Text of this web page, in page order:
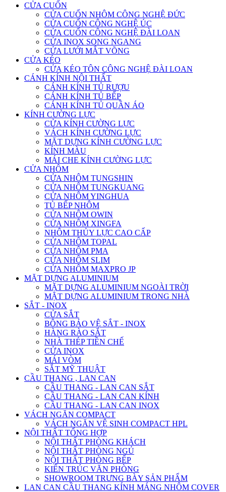
CỬA CUỐN
CỬA CUỐN NHÔM CÔNG NGHỆ ĐỨC
CỬA CUỐN CÔNG NGHỆ ÚC
CỬA CUỐN CÔNG NGHỆ ĐÀI LOAN
CỬA INOX SONG NGANG
CỬA LƯỚI MẮT VÕNG
CỬA KÉO
CỬA KÉO TÔN CÔNG NGHỆ ĐÀI LOAN
CÁNH KÍNH NỘI THẤT
CÁNH KÍNH TỦ RƯỢU
CÁNH KÍNH TỦ BẾP
CÁNH KÍNH TỦ QUẦN ÁO
KÍNH CƯỜNG LỰC
CỬA KÍNH CƯỜNG LỰC
VÁCH KÍNH CƯỜNG LỰC
MẶT DỰNG KÍNH CƯỜNG LỰC
KÍNH MÀU
MÁI CHE KÍNH CƯỜNG LỰC
CỬA NHÔM
CỬA NHÔM TUNGSHIN
CỬA NHÔM TUNGKUANG
CỬA NHÔM YINGHUA
TỦ BẾP NHÔM
CỬA NHÔM OWIN
CỬA NHÔM XINGFA
NHÔM THỦY LỰC CAO CẤP
CỬA NHÔM TOPAL
CỬA NHÔM PMA
CỬA NHÔM SLIM
CỬA NHÔM MAXPRO JP
MẶT DỰNG ALUMINIUM
MẶT DỰNG ALUMINIUM NGOÀI TRỜI
MẶT DỰNG ALUMINIUM TRONG NHÀ
SẮT - INOX
CỬA SẮT
BÔNG BẢO VỆ SẮT - INOX
HÀNG RÀO SẮT
NHÀ THÉP TIỀN CHẾ
CỬA INOX
MÁI VÒM
SẮT MỸ THUẬT
CẦU THANG , LAN CAN
CẦU THANG - LAN CAN SẮT
CẦU THANG - LAN CAN KÍNH
CẦU THANG - LAN CAN INOX
VÁCH NGĂN COMPACT
VÁCH NGĂN VỆ SINH COMPACT HPL
NỘI THẤT TỔNG HỢP
NỘI THẤT PHÒNG KHÁCH
NỘI THẤT PHÒNG NGỦ
NỘI THẤT PHÒNG BẾP
KIẾN TRÚC VĂN PHÒNG
SHOWROOM TRƯNG BÀY SẢN PHẨM
LAN CAN CẦU THANG KÍNH MÁNG NHÔM COVER